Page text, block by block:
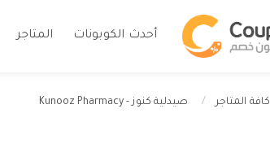
أحدث الكوبونات المتاجر
كافة المتاجر صيدلية كنوز - Kunooz Pharmacy